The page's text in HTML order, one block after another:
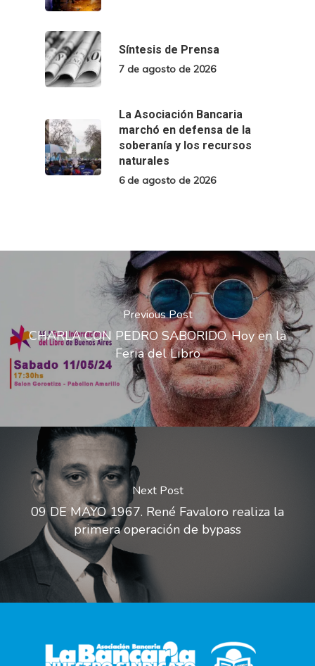
Síntesis de Prensa
7 de agosto de 2026
La Asociación Bancaria
marchó en defensa de la
soberanía y los recursos
naturales
6 de agosto de 2026
Previous Post
CHARLA CON PEDRO SABORIDO. Hoy en la
Feria del Libro
Next Post
09 DE MAYO 1967. René Favaloro realiza la
primera operación de bypass